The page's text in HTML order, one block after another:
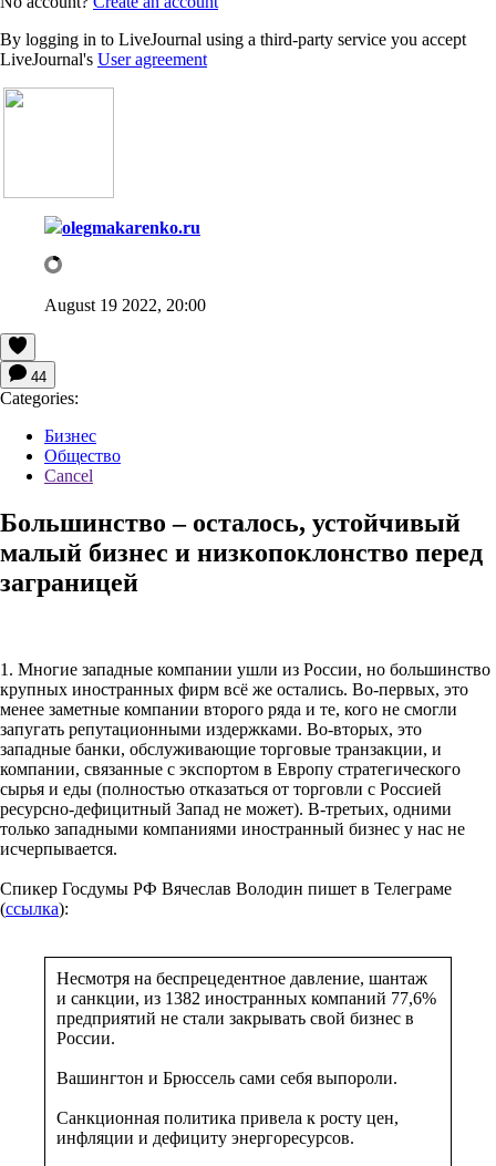
By logging in to LiveJournal using a third-party service you accept
LiveJournal's User agreement
olegmakarenko.ru
August 19 2022, 20:00
44
Categories:
Бизнес
Общество
Cancel
Большинство – осталось, устойчивый
малый бизнес и низкопоклонство перед
заграницей
1. Многие западные компании ушли из России, но большинство
крупных иностранных фирм всё же остались. Во-первых, это
менее заметные компании второго ряда и те, кого не смогли
запугать репутационными издержками. Во-вторых, это
западные банки, обслуживающие торговые транзакции, и
компании, связанные с экспортом в Европу стратегического
сырья и еды (полностью отказаться от торговли с Россией
ресурсно-дефицитный Запад не может). В-третьих, одними
только западными компаниями иностранный бизнес у нас не
исчерпывается.
Спикер Госдумы РФ Вячеслав Володин пишет в Телеграме
(ссылка):
Несмотря на беспрецедентное давление, шантаж
и санкции, из 1382 иностранных компаний 77,6%
предприятий не стали закрывать свой бизнес в
России.
Вашингтон и Брюссель сами себя выпороли.
Санкционная политика привела к росту цен,
инфляции и дефициту энергоресурсов.